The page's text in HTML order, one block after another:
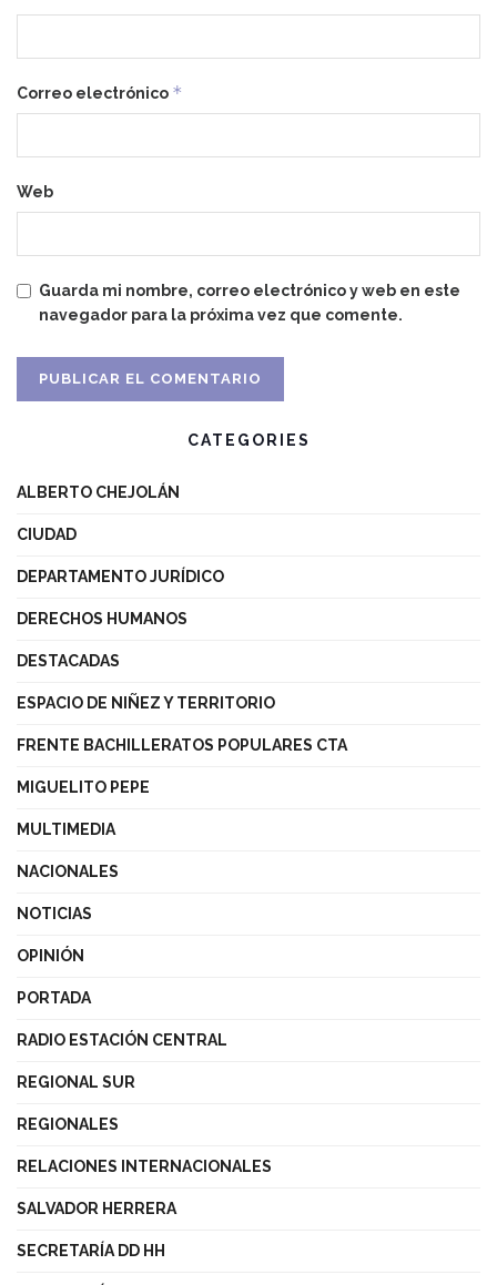
Correo electrónico *
Web
Guarda mi nombre, correo electrónico y web en este
navegador para la próxima vez que comente.
CATEGORIES
ALBERTO CHEJOLÁN
CIUDAD
DEPARTAMENTO JURÍDICO
DERECHOS HUMANOS
DESTACADAS
ESPACIO DE NIÑEZ Y TERRITORIO
FRENTE BACHILLERATOS POPULARES CTA
MIGUELITO PEPE
MULTIMEDIA
NACIONALES
NOTICIAS
OPINIÓN
PORTADA
RADIO ESTACIÓN CENTRAL
REGIONAL SUR
REGIONALES
RELACIONES INTERNACIONALES
SALVADOR HERRERA
SECRETARÍA DD HH